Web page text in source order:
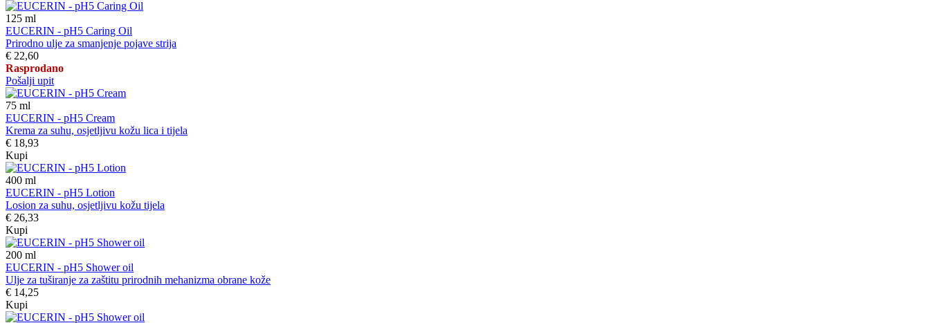
125 ml
EUCERIN - pH5 Caring Oil
Prirodno ulje za smanjenje pojave strija
€ 22,60
Rasprodano
Pošalji upit
75 ml
EUCERIN - pH5 Cream
Krema za suhu, osjetljivu kožu lica i tijela
€ 18,93
Kupi
400 ml
EUCERIN - pH5 Lotion
Losion za suhu, osjetljivu kožu tijela
€ 26,33
Kupi
200 ml
EUCERIN - pH5 Shower oil
Ulje za tuširanje za zaštitu prirodnih mehanizma obrane kože
€ 14,25
Kupi